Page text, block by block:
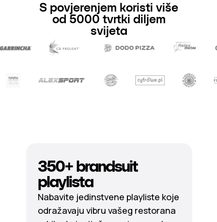
S povjerenjem koristi više
od 5000 tvrtki diljem
svijeta
350+ brandsuit
playlista
Nabavite jedinstvene playliste koje
odražavaju vibru vašeg restorana